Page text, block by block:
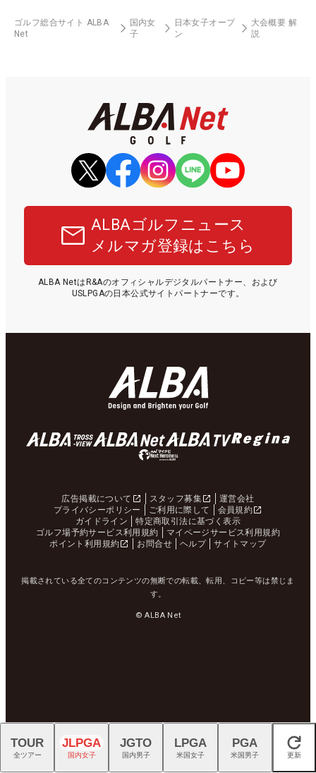
ゴルフ総合サイト ALBA
Net
国内女
子
日本女子オープ
ン
大会概要 解
説
ALBAゴルフニュース
メルマガ登録はこちら
ALBA NetはR&Aのオフィシャルデジタルパートナー、および
USLPGAの日本公式サイトパートナーです。
広告掲載について スタッフ募集
運営会社
プライバシーポリシー
ご利用に際して
会員規約
ガイドライン
特定商取引法に基づく表示
ゴルフ場予約サービス利用規約
マイページサービス利用規約
ポイント利用規約
お問合せ ヘルプ サイトマップ
掲載されている全てのコンテンツの無断での転載、転用、コピー等は禁じま
す。
© ALBA Net
閉じる
TOUR
全ツアー
JLPGA
国内女子
JGTO
国内男子
LPGA
米国女子
PGA
米国男子 更新